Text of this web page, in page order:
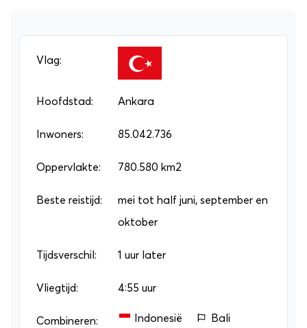
Istanbulonttroonde Rome in 330 als de hoofdstad
van het Romeinse Rijk en deed daarmee het
onmogelijke. Overal vind je restanten uit deze
roemrijke periode uit het verleden. In het
individuele rondreisofgroepsrondreis
Vlag:
Hoofdstad: Ankara
Inwoners: 85.042.736
Oppervlakte: 780.580 km2
Beste reistijd:
mei tot half juni, september en
oktober
Tijdsverschil: 1 uur later
Vliegtijd: 4:55 uur
Combineren: Indonesië
Bali